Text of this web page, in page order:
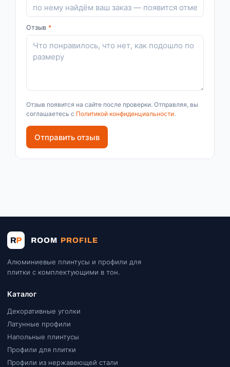
Отзыв *
Отзыв появится на сайте после проверки. Отправляя, вы
соглашаетесь с Политикой конфиденциальности.
Отправить отзыв
Алюминиевые плинтусы и профили для
плитки с комплектующими в тон.
Каталог
Декоративные уголки
Латунные профили
Напольные плинтусы
Профили для плитки
Профили из нержавеющей стали